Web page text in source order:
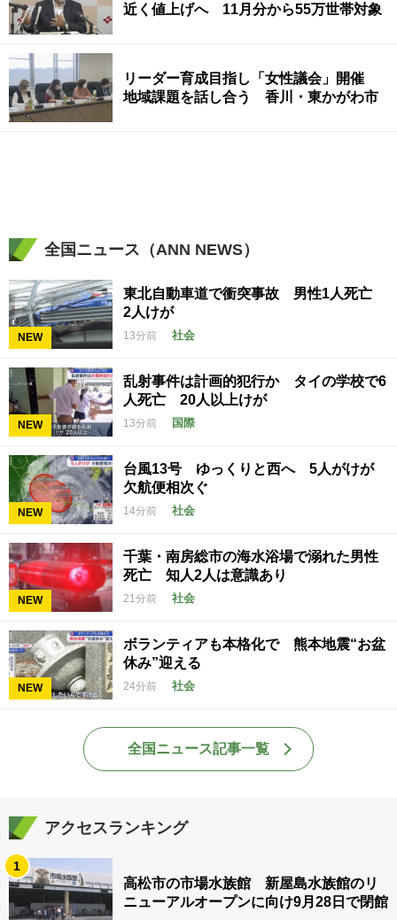
近く値上げへ 11月分から55万世帯対象
リーダー育成目指し「女性議会」開催
地域課題を話し合う 香川・東かがわ市
全国ニュース（ANN NEWS）
NEW
東北自動車道で衝突事故 男性1人死亡
2人けが
13分前 社会
NEW
乱射事件は計画的犯行か タイの学校で6
人死亡 20人以上けが
13分前 国際
NEW
台風13号 ゆっくりと西へ 5人がけが
欠航便相次ぐ
14分前 社会
NEW
千葉・南房総市の海水浴場で溺れた男性
死亡 知人2人は意識あり
21分前 社会
NEW
ボランティアも本格化で 熊本地震“お盆
休み”迎える
24分前 社会
全国ニュース記事一覧
アクセスランキング
1
高松市の市場水族館 新屋島水族館のリ
ニューアルオープンに向け9月28日で閉館